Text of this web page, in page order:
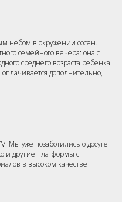
небом в окружении сосен.
семейного вечера: она с
среднего возраста ребенка
дополнительно,
Мы уже позаботились о досуге:
и другие платформы с
в высоком качестве